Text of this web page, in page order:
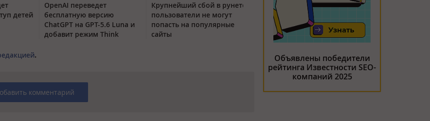
детей
OpenAI переведет
бесплатную версию
ChatGPT на GPT-5.6 Luna и
добавит режим Think
Крупнейший сбой в рунете:
пользователи не могут
попасть на популярные
сайты
.
комментарий
Объявлены победители
рейтинга Известности SEO-
компаний 2025